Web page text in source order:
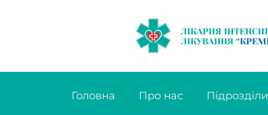
Головна Про нас Підрозділи